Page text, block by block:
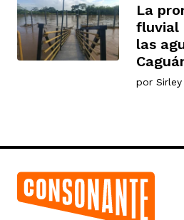
La
fluvial
las
por